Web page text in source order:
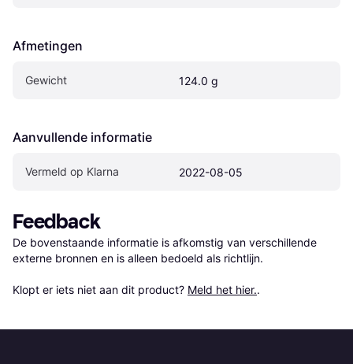
Afmetingen
Gewicht 124.0 g
Aanvullende informatie
Vermeld op Klarna 2022-08-05
Feedback
De bovenstaande informatie is afkomstig van verschillende
externe bronnen en is alleen bedoeld als richtlijn.
Klopt er iets niet aan dit product? Meld het hier..